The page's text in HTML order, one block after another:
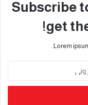
Subscribe
get
Lorem